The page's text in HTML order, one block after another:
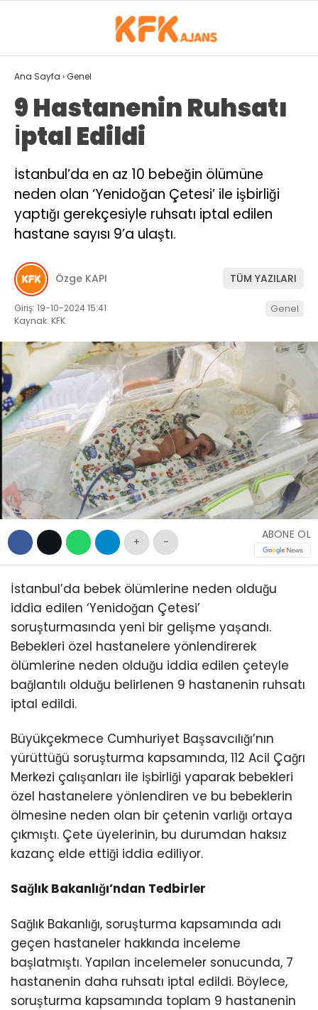
WhatsApp İhbar
Hattı
Facebook
Instagram
30.6
GALERİ VİDEO YAZARLAR
GÜNDEM
SPOR
EKONOMI
SIYASET
MAGAZIN
DÜNYA
EĞITIM
SAĞLIK
GENEL
YEREL
KÜNYE
Ana Sayfa ›Genel
9 Hastanenin Ruhsatı
İptal Edildi
İstanbul’da en az 10 bebeğin ölümüne
neden olan ‘Yenidoğan Çetesi’ ile işbirliği
yaptığı gerekçesiyle ruhsatı iptal edilen
hastane sayısı 9’a ulaştı.
Özge KAPI TÜM YAZILARI
Giriş: 19-10-2024 15:41
Kaynak: KFK
Genel
+ -
ABONE OL
İstanbul’da bebek ölümlerine neden olduğu
iddia edilen ‘Yenidoğan Çetesi’
soruşturmasında yeni bir gelişme yaşandı.
Bebekleri özel hastanelere yönlendirerek
ölümlerine neden olduğu iddia edilen çeteyle
bağlantılı olduğu belirlenen 9 hastanenin ruhsatı
iptal edildi.
Büyükçekmece Cumhuriyet Başsavcılığı’nın
yürüttüğü soruşturma kapsamında, 112 Acil Çağrı
Merkezi çalışanları ile işbirliği yaparak bebekleri
özel hastanelere yönlendiren ve bu bebeklerin
ölmesine neden olan bir çetenin varlığı ortaya
çıkmıştı. Çete üyelerinin, bu durumdan haksız
kazanç elde ettiği iddia ediliyor.
Sağlık Bakanlığı’ndan Tedbirler
Sağlık Bakanlığı, soruşturma kapsamında adı
geçen hastaneler hakkında inceleme
başlatmıştı. Yapılan incelemeler sonucunda, 7
hastanenin daha ruhsatı iptal edildi. Böylece,
soruşturma kapsamında toplam 9 hastanenin